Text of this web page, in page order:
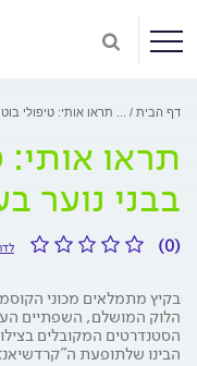
דף הבית תראו אותי: טיפולי
תראו אותי:
בבני נוער
(0)
בקיץ מתמלאים מכוני
הלוק המושלם, השפתיים
הסטנדרטים המקובלים
הבינו שלתופעת